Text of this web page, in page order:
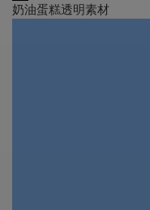
奶油蛋糕透明素材